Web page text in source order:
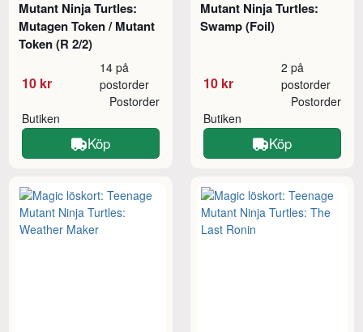
Mutant Ninja Turtles:
Mutagen Token / Mutant
Token (R 2/2)
10 kr
14 på
postorder
Butiken
Postorder
Köp
Mutant Ninja Turtles:
Swamp (Foil)
10 kr
2 på
postorder
Butiken
Postorder
Köp